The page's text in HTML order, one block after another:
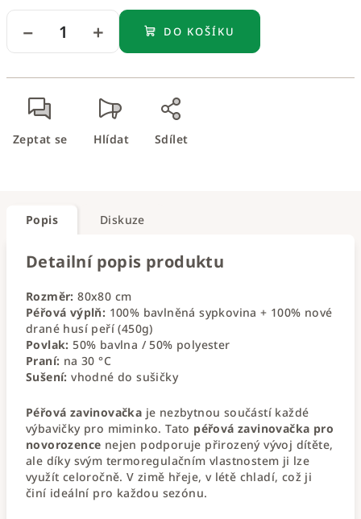
+
− DO KOŠÍKU
Zeptat se Hlídat Sdílet
Popis Diskuze
Detailní popis produktu
Rozměr: 80x80 cm
Péřová výplň: 100% bavlněná sypkovina + 100% nové
drané husí peří (450g)
Povlak: 50% bavlna / 50% polyester
Praní: na 30 °C
Sušení: vhodné do sušičky
Péřová zavinovačka je nezbytnou součástí každé
výbavičky pro miminko. Tato péřová zavinovačka pro
novorozence nejen podporuje přirozený vývoj dítěte,
ale díky svým termoregulačním vlastnostem ji lze
využít celoročně. V zimě hřeje, v létě chladí, což ji
činí ideální pro každou sezónu.